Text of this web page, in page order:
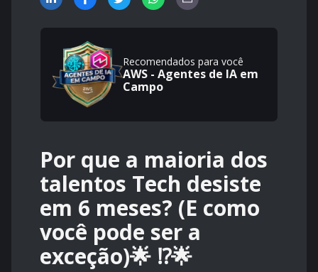
Recomendados para você
AWS - Agentes de IA em
Campo
Por que a maioria dos
talentos Tech desiste
em 6 meses? (E como
você pode ser a
exceção)🌟 ⁉️🌟